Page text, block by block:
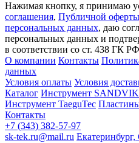
Нажимая кнопку, я принимаю
соглашения, Публичной оферты
персональных данных, даю
персональных данных и
в соответствии со ст. 438 ГК
О компании Контакты
данных
Условия оплаты Условия
Каталог Инструмент SANDVIK
Инструмент TaeguTec
Контакты
+7 (343) 382-57-97
sk-tek.ru@mail.ru